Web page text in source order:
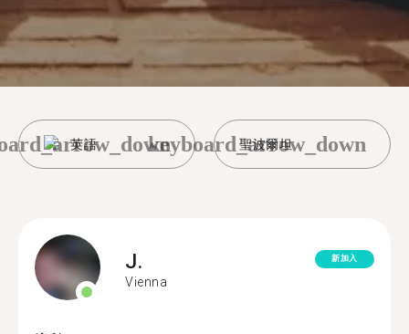
英語 聖波爾坦
keyboard_arrow_down
J.
Vienna
新加入